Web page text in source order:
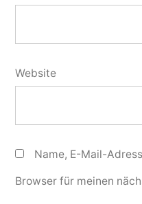
Website
Name, E-Mail-
Browser für meinen